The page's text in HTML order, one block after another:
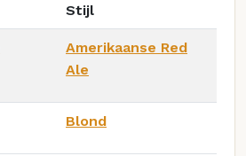
Stijl
Amerikaanse Red
Ale
Blond